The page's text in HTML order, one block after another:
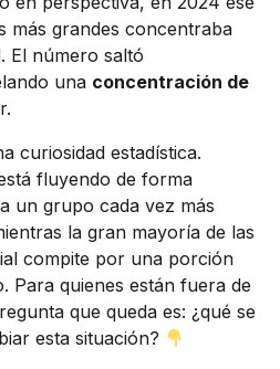
más grandes concentraba
El número saltó
una concentración de
curiosidad estadística.
fluyendo de forma
un grupo cada vez más
la gran mayoría de las
compite por una porción
Para quienes están fuera de
que queda es: ¿qué se
esta situación?